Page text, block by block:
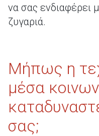
να σας ενδιαφέρει
ζυγαριά.
Μήπως η
μέσα
σας;